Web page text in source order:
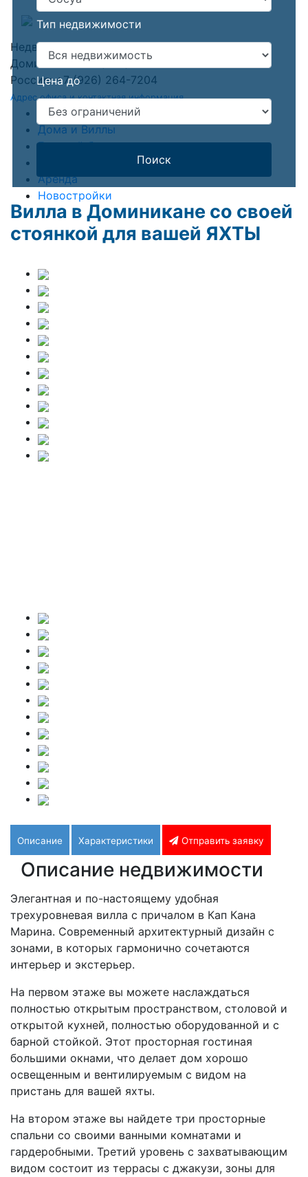
Недвижимость в Доминикане
Доминикана: +1 (809) 903-3000
Россия: +7 (926) 264-7204
Адрес офиса и контактная информация
Квартиры
Дома и Виллы
Готовый бизнес
Аренда
Новостройки
Тип недвижимости
Цена до
Поиск
Вилла в Доминикане со своей
стоянкой для вашей ЯХТЫ
Описание Характеристики Отправить заявку
Описание недвижимости
Элегантная и по-настоящему удобная
трехуровневая вилла с причалом в Кап Кана
Марина. Современный архитектурный дизайн с
зонами, в которых гармонично сочетаются
интерьер и экстерьер.
На первом этаже вы можете наслаждаться
полностью открытым пространством, столовой и
открытой кухней, полностью оборудованной и с
барной стойкой. Этот просторная гостиная
большими окнами, что делает дом хорошо
освещенным и вентилируемым с видом на
пристань для вашей яхты.
На втором этаже вы найдете три просторные
спальни со своими ванными комнатами и
гардеробными. Третий уровень с захватывающим
видом состоит из террасы с джакузи, зоны для